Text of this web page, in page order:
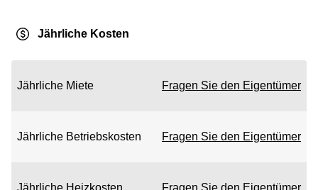
Jährliche Kosten
Jährliche Miete Fragen Sie den Eigentümer
Jährliche Betriebskosten Fragen Sie den Eigentümer
Jährliche Heizkosten Fragen Sie den Eigentümer